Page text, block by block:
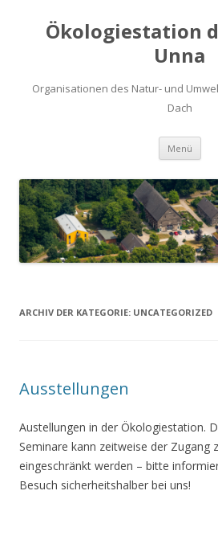
Ökologiestation
Unna
Organisationen des Natur- und
Dach
Menü Zum
ARCHIV DER KATEGORIE: UNCATEGORIZED
Ausstellungen
Austellungen in der Ökologiestation.
Seminare kann zeitweise der Zugang
eingeschränkt werden – bitte
Besuch sicherheitshalber bei uns!